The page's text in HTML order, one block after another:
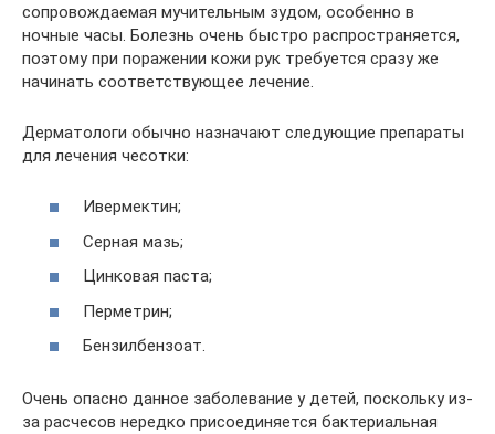
сопровождаемая мучительным зудом, особенно в
ночные часы. Болезнь очень быстро распространяется,
поэтому при поражении кожи рук требуется сразу же
начинать соответствующее лечение.
Дерматологи обычно назначают следующие препараты
для лечения чесотки:
Ивермектин;
Серная мазь;
Цинковая паста;
Перметрин;
Бензилбензоат.
Очень опасно данное заболевание у детей, поскольку из-
за расчесов нередко присоединяется бактериальная